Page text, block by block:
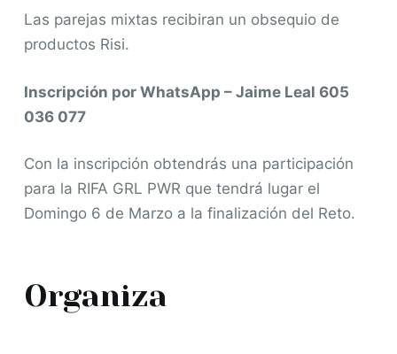
Las parejas mixtas recibiran un obsequio de
productos Risi.
Inscripción por WhatsApp – Jaime Leal 605
036 077
Con la inscripción obtendrás una participación
para la RIFA GRL PWR que tendrá lugar el
Domingo 6 de Marzo a la finalización del Reto.
Organiza